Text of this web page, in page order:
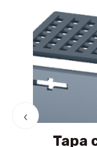
Tapa
‹